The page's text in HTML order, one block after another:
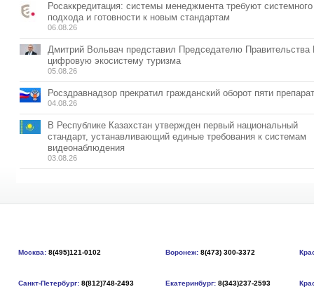
Росаккредитация: системы менеджмента требуют системного
подхода и готовности к новым стандартам
06.08.26
Дмитрий Вольвач представил Председателю
цифровую экосистему туризма
05.08.26
Росздравнадзор прекратил гражданский оборот пяти
04.08.26
В Республике Казахстан утвержден первый национальный
стандарт, устанавливающий единые требования к системам
видеонаблюдения
03.08.26
Москва: 8(495)121-0102 Воронеж: 8(473) 300-3372
Санкт-Петербург: 8(812)748-2493 Екатеринбург: 8(343)237-2593